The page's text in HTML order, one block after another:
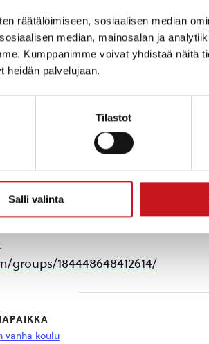
räätälöimiseen, sosiaalisen median
median, mainosalan ja
Kumppanimme voivat yhdistää näitä
heidän palvelujaan.
Tilastot
Salli valinta
Kyläteatteri-ryhmä
vastarannoilta ja
klo 18 ja ti 12.7. klo 18.
väliaikaa.
184448648412614/
vanha koulu